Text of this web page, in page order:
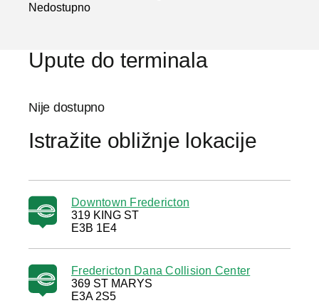
Nedostupno
Upute do terminala
Nije dostupno
Istražite obližnje lokacije
Downtown Fredericton
319 KING ST
E3B 1E4
Fredericton Dana Collision Center
369 ST MARYS
E3A 2S5